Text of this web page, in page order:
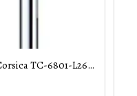
Кран для зворотнього осмосу Topaz Corsica TC-6801-L26-B